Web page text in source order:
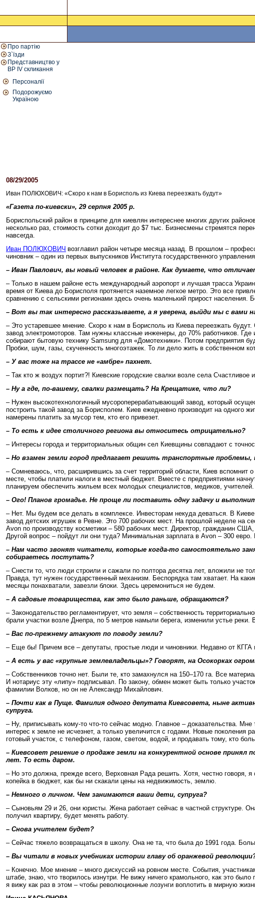
Про партію
З`їзди
Представництво у
ВР IV скликання
Персоналії
Подорожуємо
Україною
08/29/2005
Иван ПОЛЮХОВИЧ: «Скоро к нам в Борисполь из Киева переезжать будут»
«Газета по-киевски», 29 серпня 2005 р.
Бориспольский район в принципе для киевлян интереснее многих других
несколько раз, стоимость сотки доходит до $7 тыс. Бизнесмены стремятся
навсегда.
Иван ПОЛЮХОВИЧ возглавил район четыре месяца назад. В прошлом –
чиновник – один из первых выпускников Института государственного
– Иван Павлович, вы новый человек в районе. Как думаете, что
– Только в нашем районе есть международный аэропорт и лучшая трасса
время от Киева до Борисполя протянется наземное легкое метро. Это все
сравнению с сельскими регионами здесь очень маленький прирост
– Вот вы так интересно рассказываете, а я уверена, выйди мы с вами
– Это устаревшее мнение. Скоро к нам в Борисполь из Киева переезжать
завод электромоторов. Там нужны классные инженеры, до 70% работников.
собирают бытовую технику Samsung для «Домотехники». Потом предприятия
Пробки, шум, газы, скученность многоэтажек. То ли дело жить в собственном
– У вас тоже на трассе не «амбре» пахнет.
– Так кто ж воздух портит?! Киевские городские свалки возле села
– Ну а где, по-вашему, свалки размещать? На Крещатике, что ли?
– Нужен высокотехнологичный мусороперерабатывающий завод, который
построить такой завод за Борисполем. Киев ежедневно производит на одного
намерены платить за мусор тем, кто его привезет.
– То есть к идее столичного региона вы относитесь отрицательно?
– Интересы города и территориальных общин сел Киевщины совпадают с
– Но взамен земли город предлагает решить транспортные
– Сомневаюсь, что, расширившись за счет территорий области, Киев вспомнит
месте, чтобы платили налоги в местный бюджет. Вместе с предприятиями
планируем обеспечить жильем всех молодых специалистов, медиков, учителей.
– Ого! Планов громадье. Не проще ли поставить одну задачу и
– Нет. Мы будем все делать в комплексе. Инвесторам некуда деваться. В
завод детских игрушек в Ревне. Это 700 рабочих мест. На прошлой неделе на
Avon по производству косметики – 580 рабочих мест. Директор, гражданин
Другой вопрос – пойдут ли они туда? Минимальная зарплата в Avon – 300
– Нам часто звонят читатели, которые когда-то самостоятельно
собираетесь поступать?
– Снести то, что люди строили и сажали по полтора десятка лет, вложили не
Правда, тут нужен государственный механизм. Беспорядка там хватает. На
месяцы понахватали, завезли блоки. Здесь церемониться не будем.
– А садовые товарищества, как это было раньше, обращаются?
– Законодательство регламентирует, что земля – собственность
брали участки возле Днепра, по 5 метров намыли берега, изменили устье
– Вас по-прежнему атакуют по поводу земли?
– Еще бы! Причем все – депутаты, простые люди и чиновники. Недавно от КГГА
– А есть у вас «крупные землевладельцы»? Говорят, на Осокорках
– Собственников точно нет. Были те, кто замахнулся на 150–170 га. Все
И нотариус эту «липу» подписывал. По закону, обмен может быть только
фамилии Волков, но он не Александр Михайлович.
– Почти как в Пуще. Фамилия одного депутата Киевсовета, ныне
супруга.
– Ну, приписывать кому-то что-то сейчас модно. Главное – доказательства.
интерес к земле не исчезнет, а только увеличится с годами. Новые поколения
готовый участок, с телефоном, газом, светом, водой, и продавать тому, кто
– Киевсовет решение о продаже земли на конкурентной основе
лет. То есть даром.
– Но это должна, прежде всего, Верховная Рада решить. Хотя, честно говоря,
копейка в бюджет, как бы ни скакали цены на недвижимость, землю.
– Немного о личном. Чем занимаются ваши дети, супруга?
– Сыновьям 29 и 26, они юристы. Жена работает сейчас в частной структуре.
получил квартиру, будет менять работу.
– Снова учителем будет?
– Сейчас тяжело возвращаться в школу. Она не та, что была до 1991 года.
– Вы читали в новых учебниках истории главу об оранжевой
– Конечно. Мое мнение – много дискуссий на ровном месте. События,
штабе, знаю, что творилось изнутри. Не вижу ничего крамольного, как это
я вижу как раз в этом – чтобы революционные лозунги воплотить в мирную